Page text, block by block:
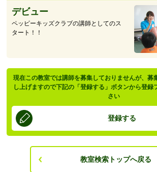
デビュー
ペッピーキッズクラブの講師としてのス
タート！！
現在この教室では講師を募集しておりませんが、募
し上げますので下記の「登録する」ボタンから登録
さい
登録する
教室検索トップへ戻る